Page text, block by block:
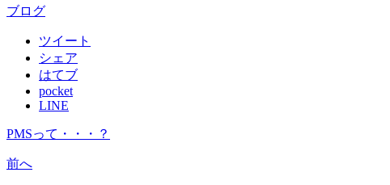
ブログ
ツイート
シェア
はてブ
pocket
LINE
PMSって・・・？
前へ